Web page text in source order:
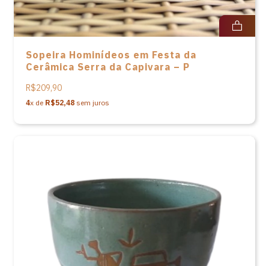
Sopeira Hominídeos em Festa da
Cerâmica Serra da Capivara – P
R$209,90
4x de R$52,48 sem juros